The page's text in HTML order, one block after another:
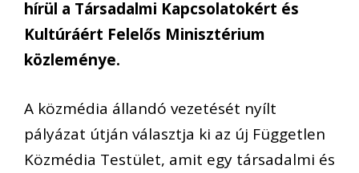
hírül a Társadalmi Kapcsolatokért és
Kultúráért Felelős Minisztérium
közleménye.
A közmédia állandó vezetését nyílt
pályázat útján választja ki az új Független
Közmédia Testület, amit egy társadalmi és